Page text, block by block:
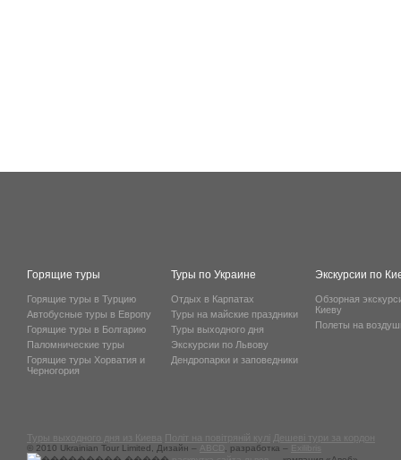
Горящие туры
Горящие туры в Турцию
Автобусные туры в Европу
Горящие туры в Болгарию
Паломнические туры
Горящие туры Хорватия и
Черногория
Туры по Украине
Отдых в Карпатах
Туры на майские праздники
Туры выходного дня
Экскурсии по Львову
Дендропарки и заповедники
Экскурсии по
Обзорная
Киеву
Полеты на
© 2010 Ukrainian Tour Limited, Дизайн – , разработка –
Exilibris
Туры выходного дня из Киева Політ на повітряній кулі Дешеві тури за кордон